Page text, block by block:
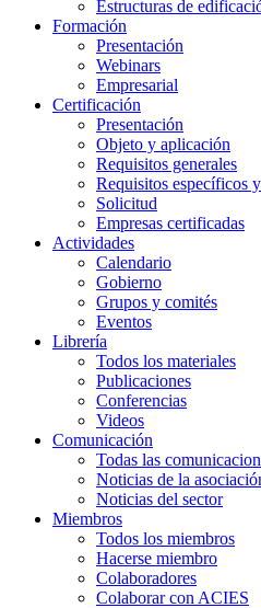
Estructuras de
Formación
Presentación
Webinars
Empresarial
Certificación
Presentación
Objeto y aplicación
Requisitos generales
Requisitos específicos
Solicitud
Empresas certificadas
Actividades
Calendario
Gobierno
Grupos y comités
Eventos
Librería
Todos los materiales
Publicaciones
Conferencias
Videos
Comunicación
Todas las
Noticias de la
Noticias del sector
Miembros
Todos los miembros
Hacerse miembro
Colaboradores
Colaborar con ACIES